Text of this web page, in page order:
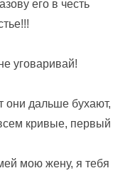
его в честь
уговаривай!
они дальше бухают,
кривые, первый
мою жену, я тебя